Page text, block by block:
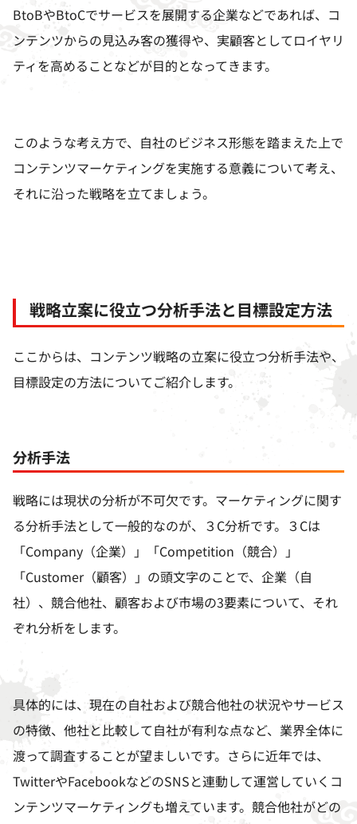
BtoBやBtoCでサービスを展開する企業などであれば、コ
ンテンツからの見込み客の獲得や、実顧客としてロイヤリ
ティを高めることなどが目的となってきます。
このような考え方で、自社のビジネス形態を踏まえた上で
コンテンツマーケティングを実施する意義について考え、
それに沿った戦略を立てましょう。
戦略立案に役立つ分析手法と目標設定方法
ここからは、コンテンツ戦略の立案に役立つ分析手法や、
目標設定の方法についてご紹介します。
分析手法
戦略には現状の分析が不可欠です。マーケティングに関す
る分析手法として一般的なのが、３ C分析です。３ Cは
「Company （企業）」「Competition （競合）」
「Customer（顧客）」の頭文字のことで、企業（自
社）、競合他社、顧客および市場の3要素について、それ
ぞれ分析をします。
具体的には、現在の自社および競合他社の状況やサービス
の特徴、他社と比較して自社が有利な点など、業界全体に
渡って調査することが望ましいです。さらに近年では、
TwitterやFacebookなどのSNSと連動して運営していくコ
ンテンツマーケティングも増えています。競合他社がどの